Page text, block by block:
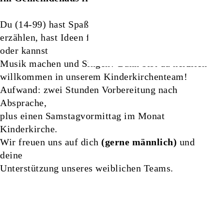
Du (14-99) hast Spaß, den Kindern Geschichten zu
erzählen, hast Ideen für Spiele und Basteln/Werken
oder kannst
Musik machen und Singen? Dann bist du herzlich
willkommen in unserem Kinderkirchenteam!
Aufwand: zwei Stunden Vorbereitung nach
Absprache,
plus einen Samstagvormittag im Monat
Kinderkirche.
Wir freuen uns auf dich (gerne männlich) und
deine
Unterstützung unseres weiblichen Teams.